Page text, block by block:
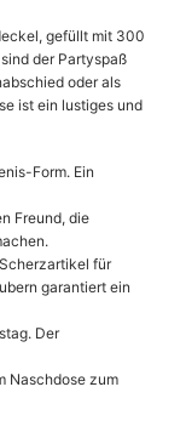
gefüllt mit 300
der Partyspaß
oder als
ist ein lustiges und
Form. Ein
Freund, die
für
garantiert ein
Der
Naschdose zum